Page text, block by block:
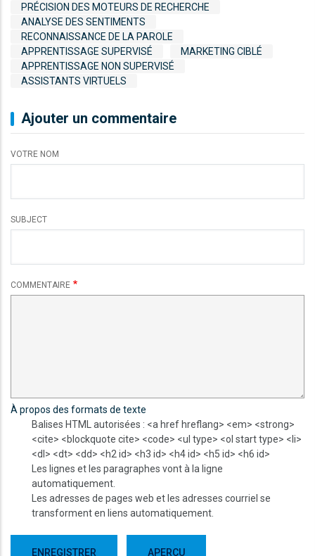
PRÉCISION DES MOTEURS DE RECHERCHE
ANALYSE DES SENTIMENTS
RECONNAISSANCE DE LA PAROLE
APPRENTISSAGE SUPERVISÉ
MARKETING CIBLÉ
APPRENTISSAGE NON SUPERVISÉ
ASSISTANTS VIRTUELS
Ajouter un commentaire
VOTRE NOM
SUBJECT
COMMENTAIRE
À propos des formats de texte
Balises HTML autorisées : <a href hreflang> <em> <strong>
<cite> <blockquote cite> <code> <ul type> <ol start type> <li>
<dl> <dt> <dd> <h2 id> <h3 id> <h4 id> <h5 id> <h6 id>
Les lignes et les paragraphes vont à la ligne
automatiquement.
Les adresses de pages web et les adresses courriel se
transforment en liens automatiquement.